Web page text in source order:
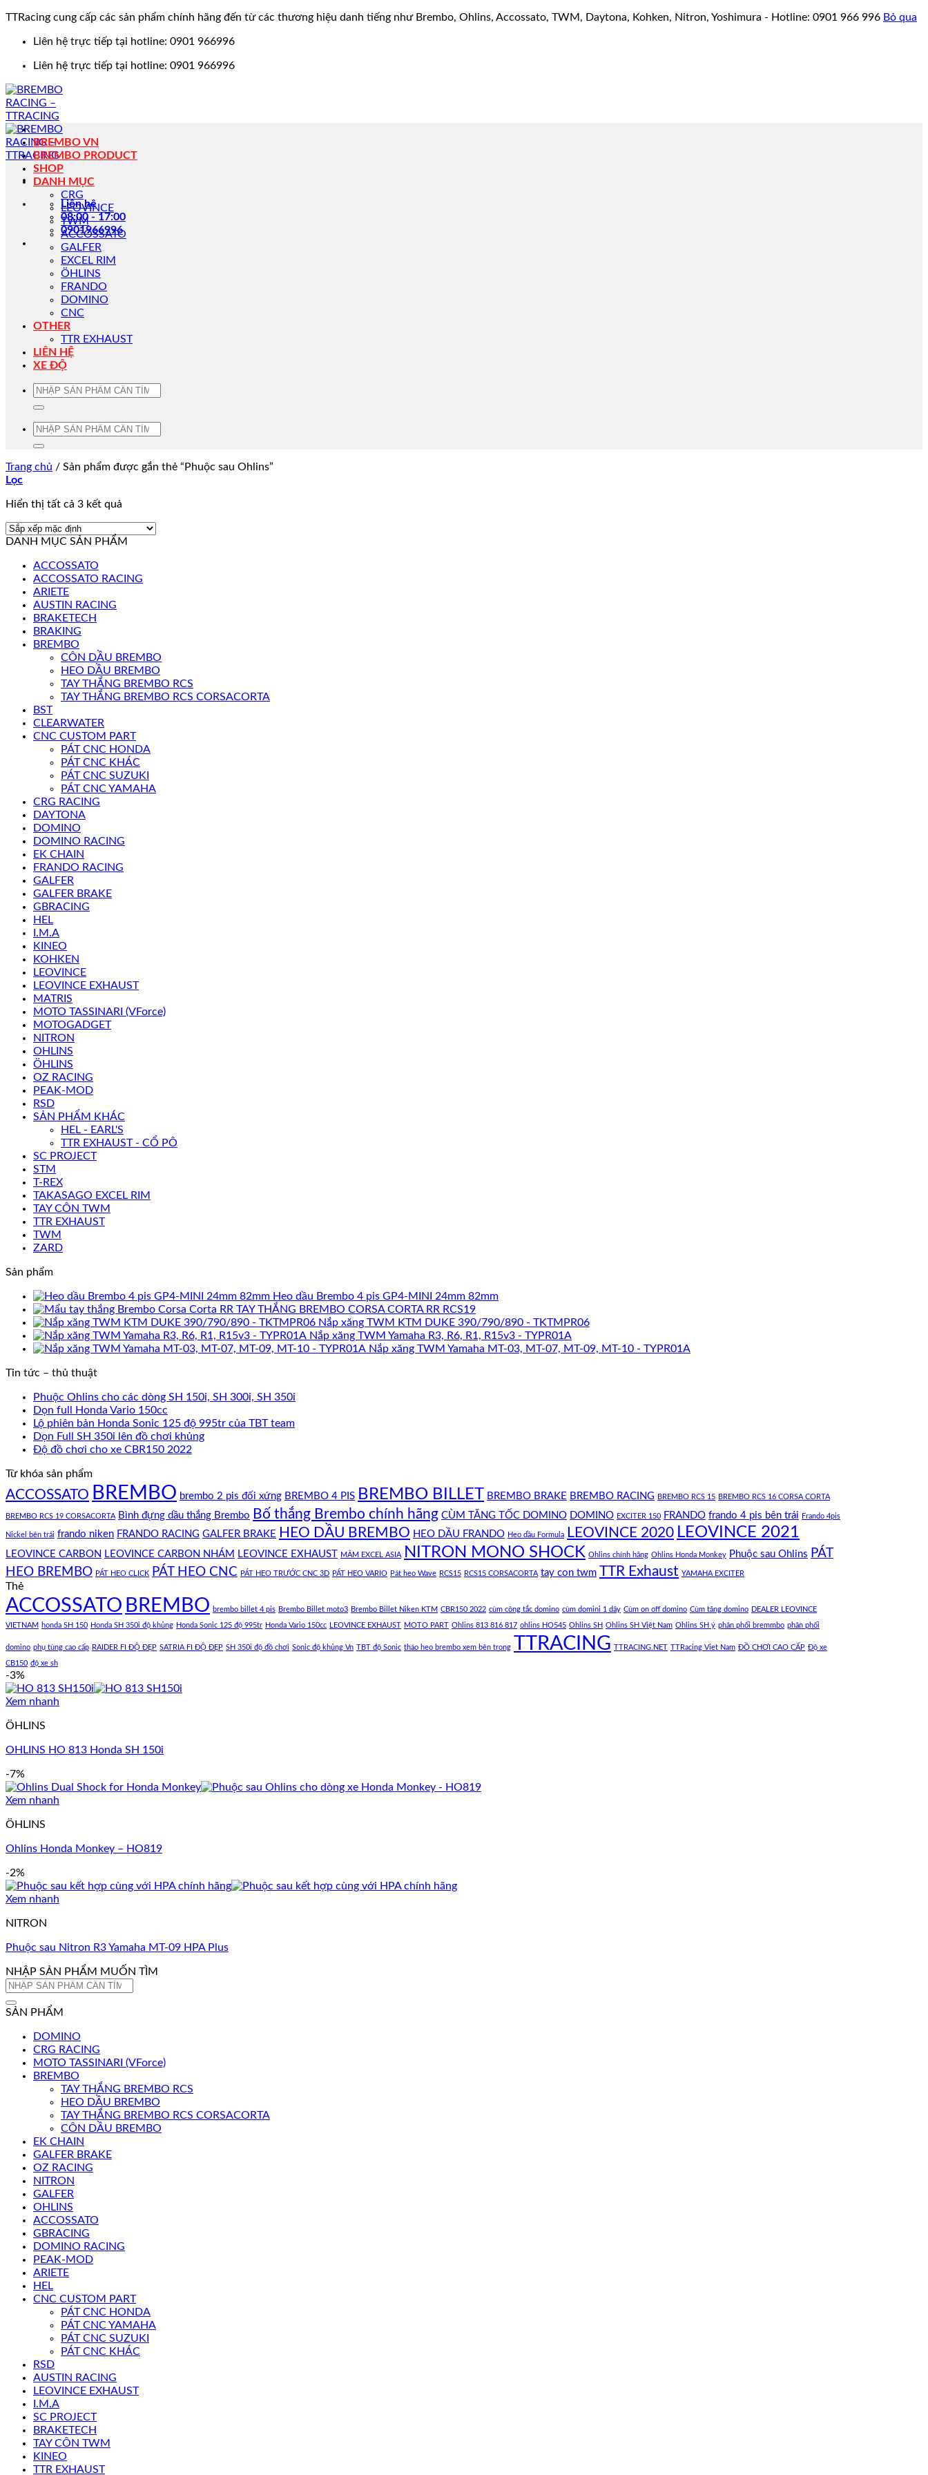
TTRacing cung cấp các sản phẩm chính hãng đến từ các thương hiệu danh tiếng như Brembo, Ohlins, Accossato, TWM, Daytona, Kohken, Nitron, Yoshimura - Hotline: 0901 966 996 Bỏ qua
Liên hệ trực tiếp tại hotline: 0901 966996
Liên hệ trực tiếp tại hotline: 0901 966996
Liên hệ
08:00 - 17:00
0901966996
BREMBO VN
BREMBO PRODUCT
SHOP
DANH MỤC
CRG
LEOVINCE
TWM
ACCOSSATO
GALFER
EXCEL RIM
ÖHLINS
FRANDO
DOMINO
CNC
OTHER
TTR EXHAUST
LIÊN HỆ
XE ĐỘ
Tìm
Tìm
Trang chủ / Sản phẩm được gắn thẻ “Phuộc sau Ohlins”
Lọc
Hiển thị tất cả 3 kết quả
DANH MỤC SẢN PHẨM
ACCOSSATO
ACCOSSATO RACING
ARIETE
AUSTIN RACING
BRAKETECH
BRAKING
BREMBO
CÔN DẦU BREMBO
HEO DẦU BREMBO
TAY THẮNG BREMBO RCS
TAY THẮNG BREMBO RCS CORSACORTA
BST
CLEARWATER
CNC CUSTOM PART
PÁT CNC HONDA
PÁT CNC KHÁC
PÁT CNC SUZUKI
PÁT CNC YAMAHA
CRG RACING
DAYTONA
DOMINO
DOMINO RACING
EK CHAIN
FRANDO RACING
GALFER
GALFER BRAKE
GBRACING
HEL
I.M.A
KINEO
KOHKEN
LEOVINCE
LEOVINCE EXHAUST
MATRIS
MOTO TASSINARI (VForce)
MOTOGADGET
NITRON
OHLINS
ÖHLINS
OZ RACING
PEAK-MOD
RSD
SẢN PHẨM KHÁC
HEL - EARL'S
TTR EXHAUST - CỔ PÔ
SC PROJECT
STM
T-REX
TAKASAGO EXCEL RIM
TAY CÔN TWM
TTR EXHAUST
TWM
ZARD
Sản phẩm
Heo dầu Brembo 4 pis GP4-MINI 24mm 82mm
TAY THẮNG BREMBO CORSA CORTA RR RCS19
Nắp xăng TWM KTM DUKE 390/790/890 - TKTMPR06
Nắp xăng TWM Yamaha R3, R6, R1, R15v3 - TYPR01A
Nắp xăng TWM Yamaha MT-03, MT-07, MT-09, MT-10 - TYPR01A
Tin tức – thủ thuật
Phuộc Ohlins cho các dòng SH 150i, SH 300i, SH 350i
Dọn full Honda Vario 150cc
Lộ phiên bản Honda Sonic 125 độ 995tr của TBT team
Dọn Full SH 350i lên đồ chơi khủng
Độ đồ chơi cho xe CBR150 2022
Từ khóa sản phẩm
ACCOSSATO BREMBO brembo 2 pis đối xứng BREMBO 4 PIS BREMBO BILLET BREMBO BRAKE BREMBO RACING BREMBO RCS 15 BREMBO RCS 16 CORSA CORTA
BREMBO RCS 19 CORSACORTA Bình đựng dầu thắng Brembo Bố thắng Brembo chính hãng CÙM TĂNG TỐC DOMINO DOMINO EXCITER 150 FRANDO frando 4 pis bên trái Frando 4pis
Nickel bên trái frando niken FRANDO RACING GALFER BRAKE HEO DẦU BREMBO HEO DẦU FRANDO Heo dầu Formula LEOVINCE 2020 LEOVINCE 2021
LEOVINCE CARBON LEOVINCE CARBON NHÁM LEOVINCE EXHAUST MÂM EXCEL ASIA NITRON MONO SHOCK Ohlins chính hãng Ohlins Honda Monkey Phuộc sau Ohlins PÁT
HEO BREMBO PÁT HEO CLICK PÁT HEO CNC PÁT HEO TRƯỚC CNC 3D PÁT HEO VARIO Pát heo Wave RCS15 RCS15 CORSACORTA tay con twm TTR Exhaust YAMAHA EXCITER
Thẻ
ACCOSSATO BREMBO brembo billet 4 pis Brembo Billet moto3 Brembo Billet Niken KTM CBR150 2022 cùm công tắc domino cùm domini 1 dây Cùm on off domino Cùm tăng domino DEALER LEOVINCE
VIETNAM honda SH 150 Honda SH 350i độ khủng Honda Sonic 125 độ 995tr Honda Vario 150cc LEOVINCE EXHAUST MOTO PART Ohlins 813 816 817 ohlins HO545 Ohlins SH Ohlins SH Việt Nam Ohlins SH ý phân phối bremmbo phân phối
domino phụ tùng cao cấp RAIDER FI ĐỘ ĐẸP SATRIA FI ĐỘ ĐẸP SH 350i độ đồ chơi Sonic độ khủng Vn TBT độ Sonic tháo heo brembo xem bên trong TTRACING TTRACING.NET TTRacing Viet Nam ĐỒ CHƠI CAO CẤP Độ xe
CB150 độ xe sh
-3%
Xem nhanh
ÖHLINS
OHLINS HO 813 Honda SH 150i
-7%
Xem nhanh
ÖHLINS
Ohlins Honda Monkey – HO819
-2%
Xem nhanh
NITRON
Phuộc sau Nitron R3 Yamaha MT-09 HPA Plus
NHẬP SẢN PHẨM MUỐN TÌM
Tìm
SẢN PHẨM
DOMINO
CRG RACING
MOTO TASSINARI (VForce)
BREMBO
TAY THẮNG BREMBO RCS
HEO DẦU BREMBO
TAY THẮNG BREMBO RCS CORSACORTA
CÔN DẦU BREMBO
EK CHAIN
GALFER BRAKE
OZ RACING
NITRON
GALFER
OHLINS
ACCOSSATO
GBRACING
DOMINO RACING
PEAK-MOD
ARIETE
HEL
CNC CUSTOM PART
PÁT CNC HONDA
PÁT CNC YAMAHA
PÁT CNC SUZUKI
PÁT CNC KHÁC
RSD
AUSTIN RACING
LEOVINCE EXHAUST
I.M.A
SC PROJECT
BRAKETECH
TAY CÔN TWM
KINEO
TTR EXHAUST